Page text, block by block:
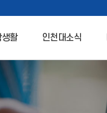
생활 인천대소식